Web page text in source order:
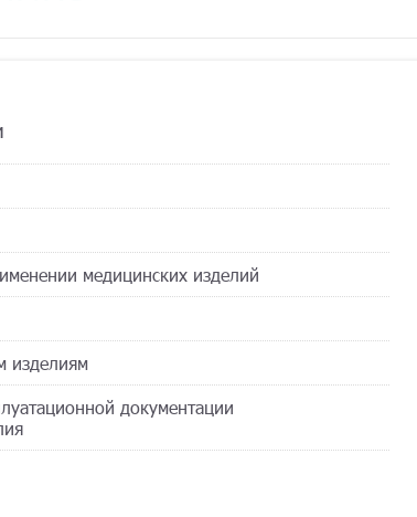
медицинских изделий
изделиям
документации